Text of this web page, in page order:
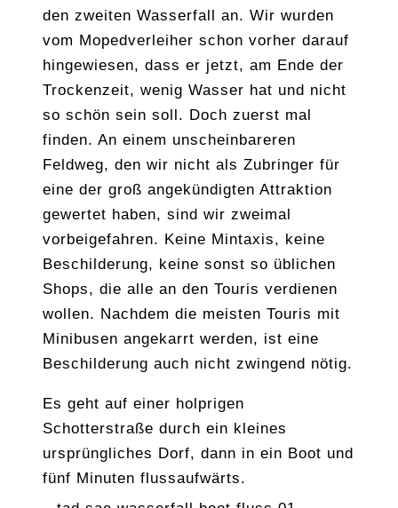
den zweiten Wasserfall an. Wir wurden
vom Mopedverleiher schon vorher darauf
hingewiesen, dass er jetzt, am Ende der
Trockenzeit, wenig Wasser hat und nicht
so schön sein soll. Doch zuerst mal
finden. An einem unscheinbareren
Feldweg, den wir nicht als Zubringer für
eine der groß angekündigten Attraktion
gewertet haben, sind wir zweimal
vorbeigefahren. Keine Mintaxis, keine
Beschilderung, keine sonst so üblichen
Shops, die alle an den Touris verdienen
wollen. Nachdem die meisten Touris mit
Minibusen angekarrt werden, ist eine
Beschilderung auch nicht zwingend nötig.
Es geht auf einer holprigen
Schotterstraße durch ein kleines
ursprüngliches Dorf, dann in ein Boot und
fünf Minuten flussaufwärts.